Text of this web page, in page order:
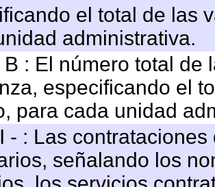
el total de las
administrativa.
B : El número total de
especificando el
para cada unidad
- : Las
señalando los